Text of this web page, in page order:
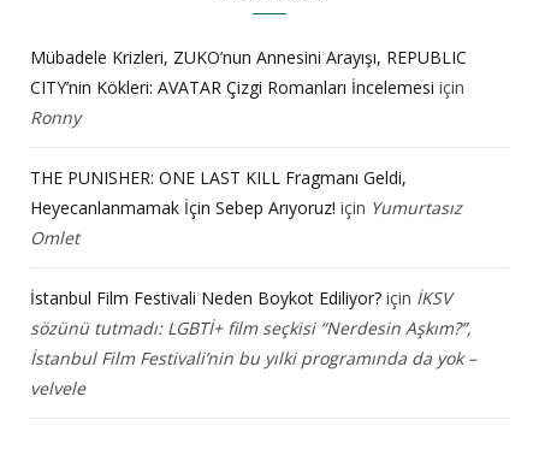
Mübadele Krizleri, ZUKO’nun Annesini Arayışı, REPUBLIC
CITY’nin Kökleri: AVATAR Çizgi Romanları İncelemesi için
Ronny
THE PUNISHER: ONE LAST KILL Fragmanı Geldi,
Heyecanlanmamak İçin Sebep Arıyoruz! için Yumurtasız
Omlet
İstanbul Film Festivali Neden Boykot Ediliyor? için İKSV
sözünü tutmadı: LGBTİ+ film seçkisi “Nerdesin Aşkım?”,
İstanbul Film Festivali’nin bu yılki programında da yok –
velvele